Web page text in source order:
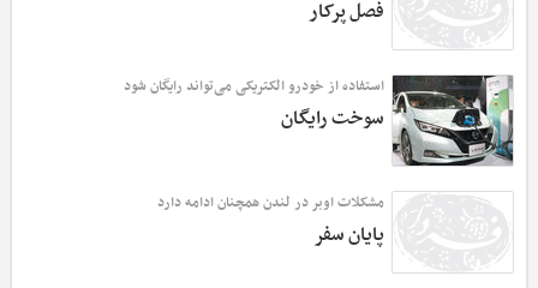
فصل پرکار
استفاده از خودرو الکتریکی می‌تواند رایگان شود
سوخت رایگان
مشکلات اوبر در لندن همچنان ادامه دارد
پایان سفر